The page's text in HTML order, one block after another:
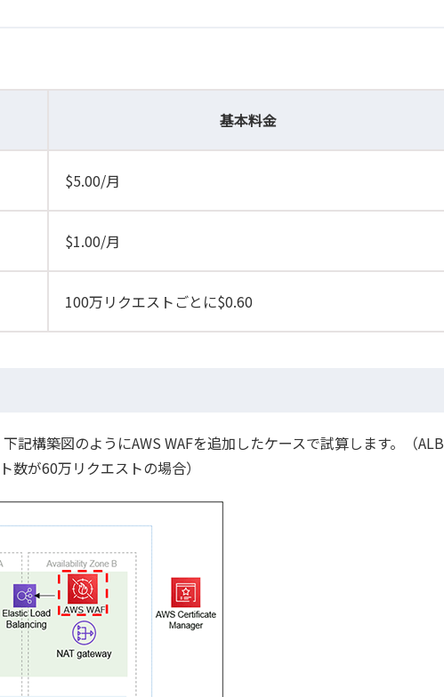
基本料金
$5.00/月
$1.00/月
100万リクエストごとに$0.60
記構築図のようにAWS WAFを追加したケースで試算します。（ALB
数が60万リクエストの場合）